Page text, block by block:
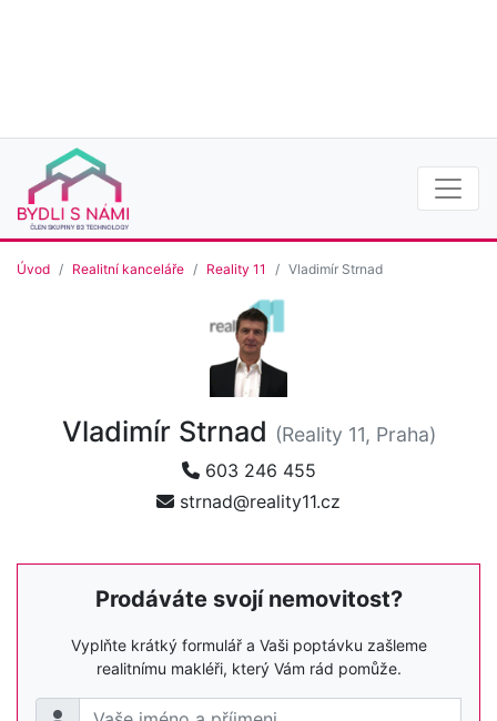
Úvod Realitní kanceláře Reality 11 Vladimír Strnad
Vladimír Strnad (Reality 11, Praha)
603 246 455
strnad@reality11.cz
Prodáváte svojí nemovitost?
Vyplňte krátký formulář a Vaši poptávku zašleme
realitnímu makléři, který Vám rád pomůže.